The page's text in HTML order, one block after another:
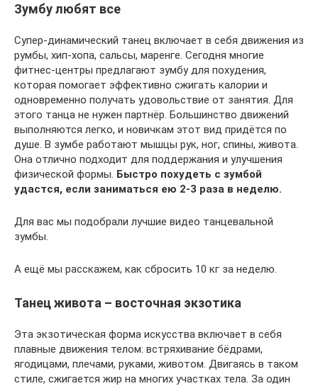
Зумбу любят все
Супер-динамический танец включает в себя движения из
румбы, хип-хопа, сальсы, маренге. Сегодня многие
фитнес-центры предлагают зумбу для похудения,
которая помогает эффективно сжигать калории и
одновременно получать удовольствие от занятия. Для
этого танца не нужен партнёр. Большинство движений
выполняются легко, и новичкам этот вид придётся по
душе. В зумбе работают мышцы рук, ног, спины, живота.
Она отлично подходит для поддержания и улучшения
физической формы. Быстро похудеть с зумбой
удастся, если заниматься ею 2-3 раза в неделю.
Для вас мы подобрали лучшие видео танцевальной
зумбы.
А ещё мы расскажем, как сбросить 10 кг за неделю.
Танец живота – восточная экзотика
Эта экзотическая форма искусства включает в себя
плавные движения телом: встряхивание бёдрами,
ягодицами, плечами, руками, животом. Двигаясь в таком
стиле, сжигается жир на многих участках тела. За один